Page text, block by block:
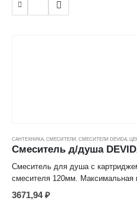
входит крепежный комплект,
САНТЕХНИКА СМЕСИТЕЛИ СМЕСИТЕЛИ DEVIDA
Смеситель для душа с картриджем типоразмера 35 мм вынос
смесителя 120мм. Максимальная высота от оси крепления - 85
мм. В комплектацию входит
двухпозиционный кронштейн для
3671,94₽